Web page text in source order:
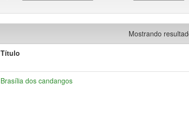
Mostrando
Título
Brasília dos candangos